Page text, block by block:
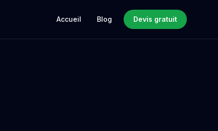
Accueil Blog Devis gratuit